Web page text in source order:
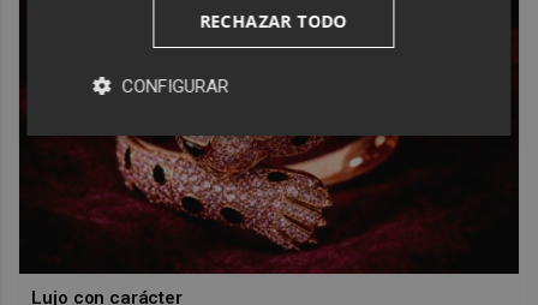
Lujo con carácter
RECHAZAR TODO
CONFIGURAR